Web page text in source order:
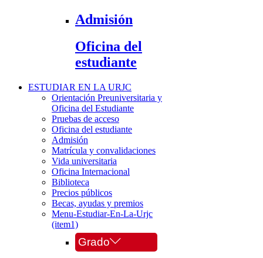
Admisión
Oficina del
estudiante
ESTUDIAR EN LA URJC
Orientación Preuniversitaria y
Oficina del Estudiante
Pruebas de acceso
Oficina del estudiante
Admisión
Matrícula y convalidaciones
Vida universitaria
Oficina Internacional
Biblioteca
Precios públicos
Becas, ayudas y premios
Menu-Estudiar-En-La-Urjc
(item1)
Grado